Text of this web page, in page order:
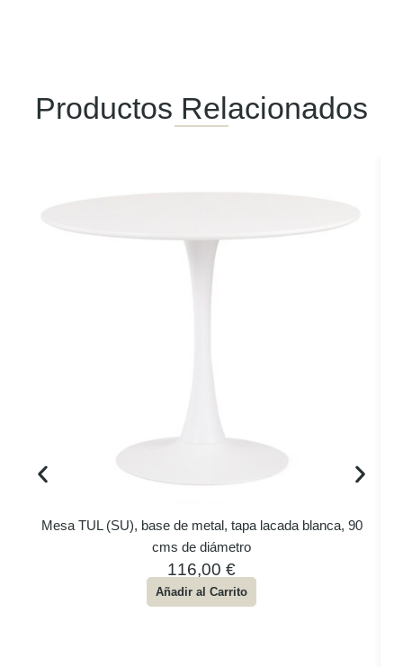
Productos Relacionados
Mesa TUL (SU), base de metal, tapa lacada blanca, 90
cms de diámetro
116,00 €
Añadir al Carrito